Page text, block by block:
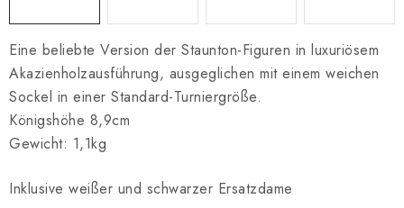
Geschäftsbedingungen
Eine beliebte Version der Staunton-Figuren in luxuriösem
Akazienholzausführung, ausgeglichen mit einem weichen
Sockel in einer Standard-Turniergröße.
Königshöhe 8,9cm
Gewicht: 1,1kg
Inklusive weißer und schwarzer Ersatzdame